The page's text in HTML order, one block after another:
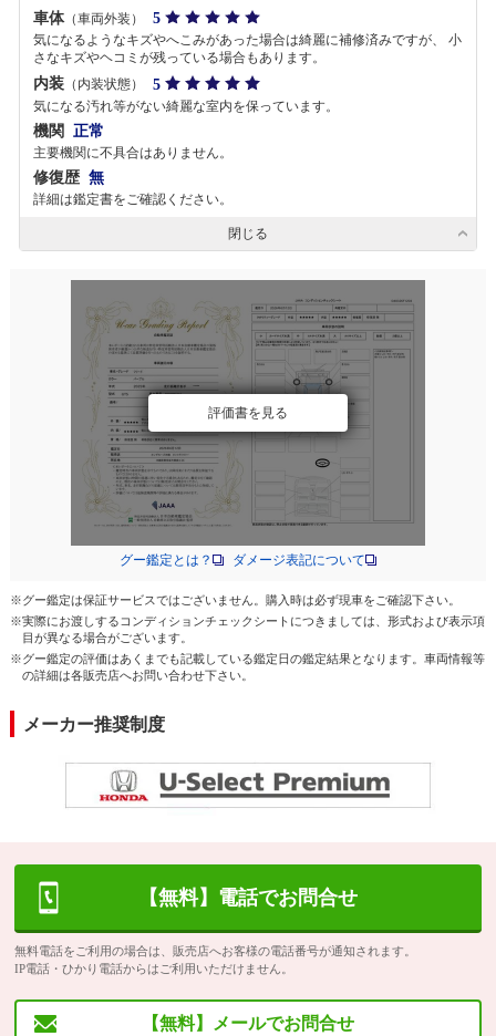
車体（車両外装） 5
気になるようなキズやへこみがあった場合は綺麗に補修済みですが、 小
さなキズやヘコミが残っている場合もあります。
内装 （内装状態） 5
気になる汚れ等がない綺麗な室内を保っています。
機関 正常
主要機関に不具合はありません。
修復歴 無
詳細は鑑定書をご確認ください。
閉じる
評価書を見る
グー鑑定とは？ ダメージ表記について
※グー鑑定は保証サービスではございません。購入時は必ず現車をご確認下さい。
※実際にお渡しするコンディションチェックシートにつきましては、形式および表示項
目が異なる場合がございます。
※グー鑑定の評価はあくまでも記載している鑑定日の鑑定結果となります。車両情報等
の詳細は各販売店へお問い合わせ下さい。
メーカー推奨制度
【無料】電話でお問合せ
無料電話をご利用の場合は、販売店へお客様の電話番号が通知されます。
IP電話・ひかり電話からはご利用いただけません。
【無料】メールでお問合せ